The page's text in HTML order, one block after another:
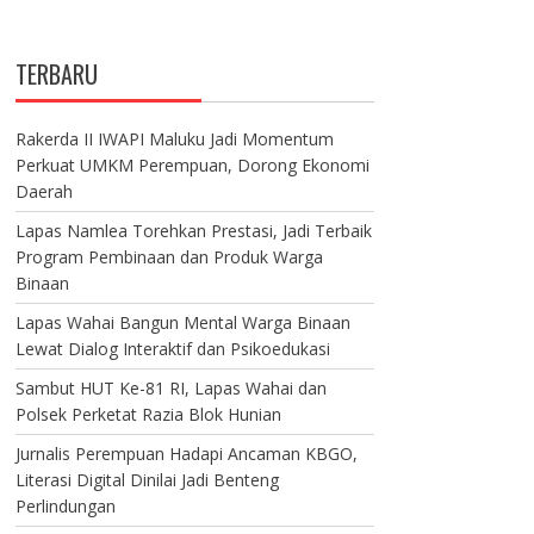
TERBARU
Rakerda II IWAPI Maluku Jadi Momentum
Perkuat UMKM Perempuan, Dorong Ekonomi
Daerah
Lapas Namlea Torehkan Prestasi, Jadi Terbaik
Program Pembinaan dan Produk Warga
Binaan
Lapas Wahai Bangun Mental Warga Binaan
Lewat Dialog Interaktif dan Psikoedukasi
Sambut HUT Ke-81 RI, Lapas Wahai dan
Polsek Perketat Razia Blok Hunian
Jurnalis Perempuan Hadapi Ancaman KBGO,
Literasi Digital Dinilai Jadi Benteng
Perlindungan